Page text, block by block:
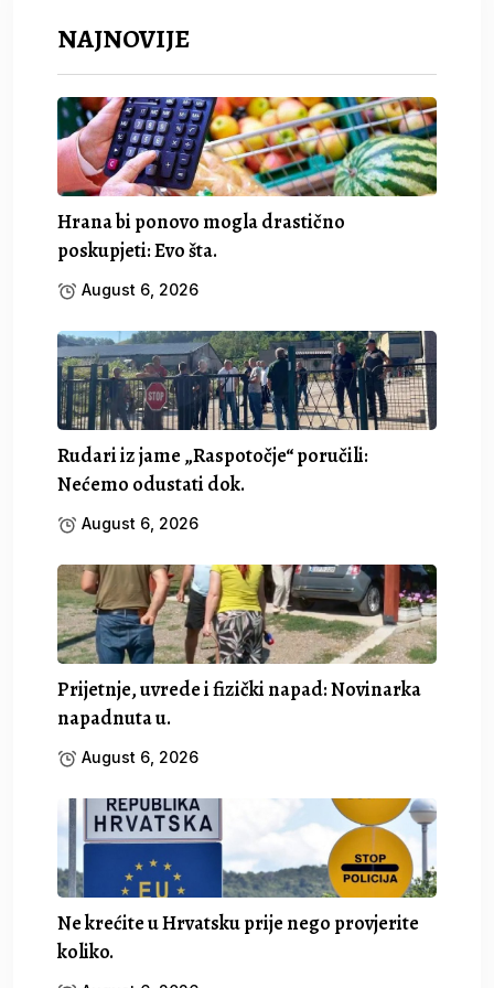
NAJNOVIJE
Hrana bi ponovo mogla drastično
poskupjeti: Evo šta.
August 6, 2026
Rudari iz jame „Raspotočje“ poručili:
Nećemo odustati dok.
August 6, 2026
Prijetnje, uvrede i fizički napad: Novinarka
napadnuta u.
August 6, 2026
Ne krećite u Hrvatsku prije nego provjerite
koliko.